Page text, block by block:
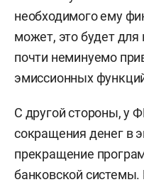
необходимого ему
может, это будет для
почти неминуемо
эмиссионных
С другой стороны, у
сокращения денег в
прекращение
банковской